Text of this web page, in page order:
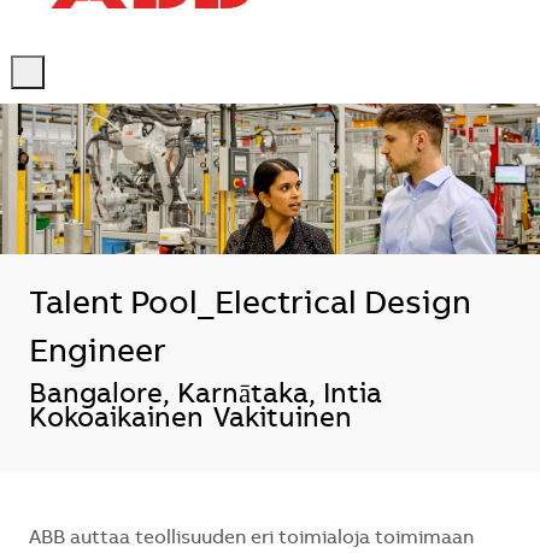
--
Talent Pool_Electrical Design
Engineer
Sijainti
Bangalore, Karnātaka, Intia
Kokoaikainen Vakituinen
ABB auttaa teollisuuden eri toimialoja toimimaan